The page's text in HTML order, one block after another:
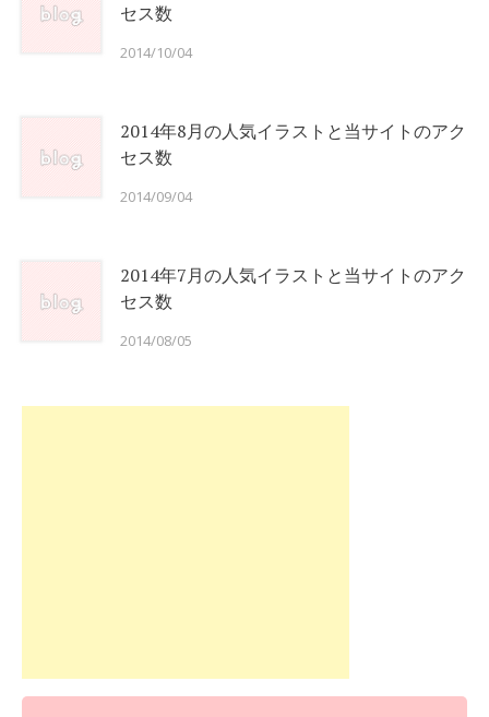
セス数
2014/10/04
2014年8月の人気イラストと当サイトのアク
セス数
2014/09/04
2014年7月の人気イラストと当サイトのアク
セス数
2014/08/05